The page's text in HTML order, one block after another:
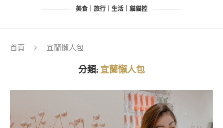
美食｜旅行｜生活｜貓貓控
首頁 宜蘭懶人包
分類:宜蘭懶人包